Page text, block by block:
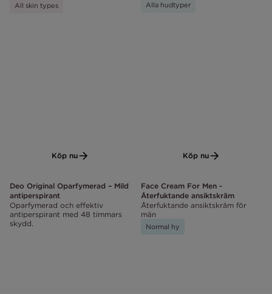
All skin types Alla hudtyper
Köp nu
Deo Original Oparfymerad – Mild
antiperspirant
Oparfymerad och effektiv
antiperspirant med 48 timmars
skydd.
Köp nu
Face Cream For Men -
Återfuktande ansiktskräm
Återfuktande ansiktskräm för
män
Normal hy